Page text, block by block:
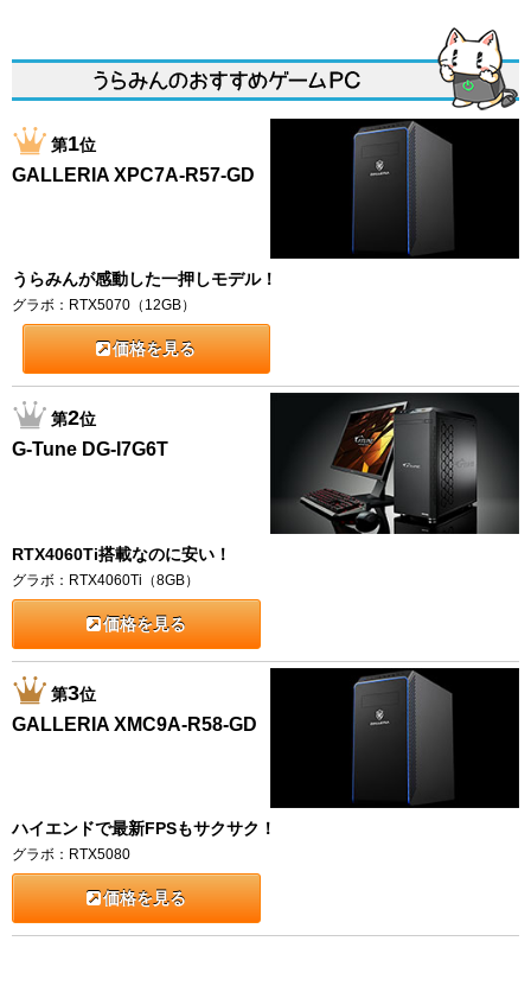
第1位
GALLERIA XPC7A-R57-GD
うらみんが感動した一押しモデル！
グラボ：RTX5070（12GB）
価格を見る
第2位
G-Tune DG-I7G6T
RTX4060Ti搭載なのに安い！
グラボ：RTX4060Ti（8GB）
価格を見る
第3位
GALLERIA XMC9A-R58-GD
ハイエンドで最新FPSもサクサク！
グラボ：RTX5080
価格を見る